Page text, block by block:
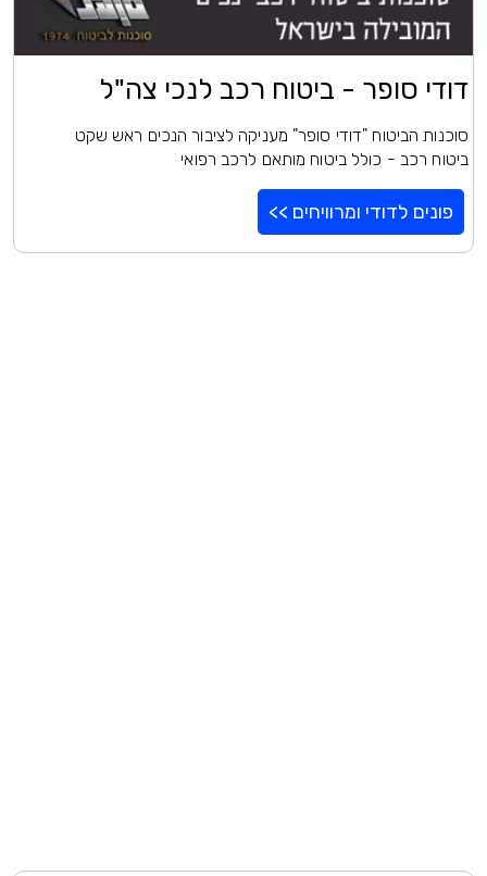
דודי סופר - ביטוח רכב לנכי צה"ל
סוכנות הביטוח "דודי סופר" מעניקה לציבור הנכים ראש שקט
ביטוח רכב - כולל ביטוח מותאם לרכב רפואי
פונים לדודי ומרוויחים >>